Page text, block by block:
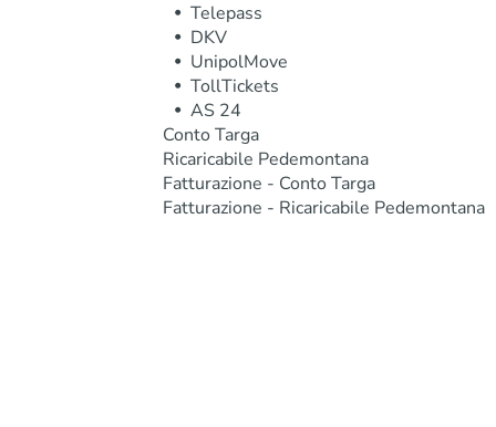
Telepass
DKV
UnipolMove
TollTickets
AS 24
Conto Targa
Ricaricabile Pedemontana
Fatturazione - Conto Targa
Fatturazione - Ricaricabile Pedemontana